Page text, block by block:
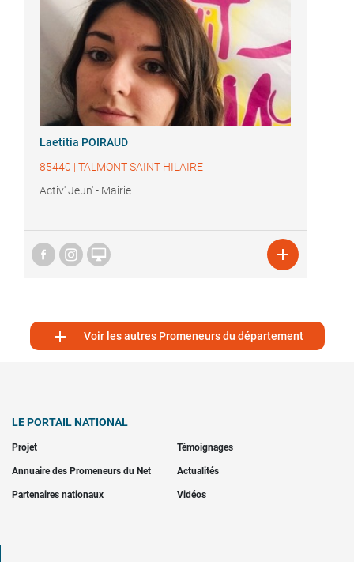
Laetitia POIRAUD
85440 | TALMONT SAINT HILAIRE
Activ' Jeun' - Mairie
 
 Voir les autres Promeneurs du département
LE PORTAIL NATIONAL
Projet Témoignages
Annuaire des Promeneurs du Net Actualités
Partenaires nationaux Vidéos